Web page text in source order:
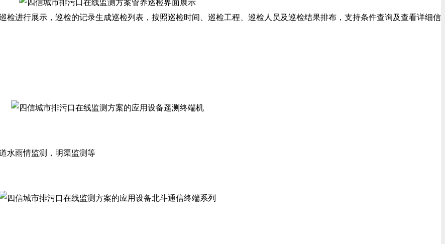
进行展示，巡检的记录生成巡检列表，按照巡检时间、巡检工程、巡检人员及巡检结果排布，支持条件查询及查看详细信
水雨情监测，明渠监测等